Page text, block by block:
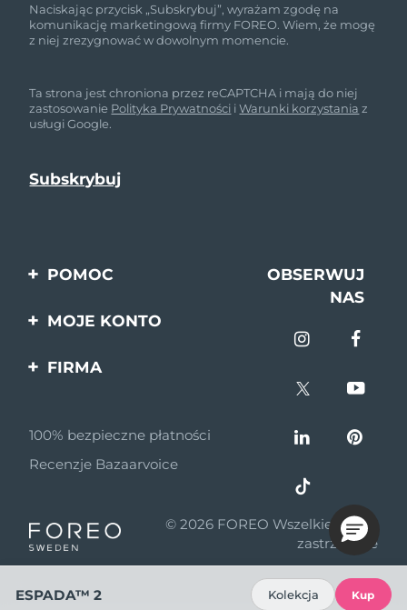
Naciskając przycisk „Subskrybuj”, wyrażam zgodę na
komunikację marketingową firmy FOREO. Wiem, że mogę
z niej zrezygnować w dowolnym momencie.
Ta strona jest chroniona przez reCAPTCHA i mają do niej
zastosowanie Polityka Prywatności iWarunki korzystania z
usługi Google.
POMOC
Kontakt
OBSERWUJ
NAS
MOJE KONTO
FIRMA
Program partnerski
Wiadomości
MYSA
Dystrybutorzy
Zasady korzystania
100% bezpieczne płatności
Recenzje Bazaarvoice
© 2026 FOREO Wszelkie prawa
zastrzeżone
ESPADA™ 2 Kolekcja Kup